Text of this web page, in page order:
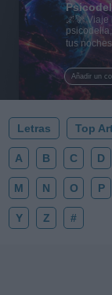
Añadir un
🌌🚀 Viaje
tus
al
esta
✨⭐
Letras Top
A B C D
M N O P
Y Z #